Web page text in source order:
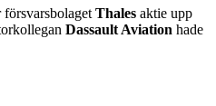
Thales aktie upp
Dassault Aviation hade